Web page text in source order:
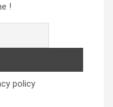
!
policy